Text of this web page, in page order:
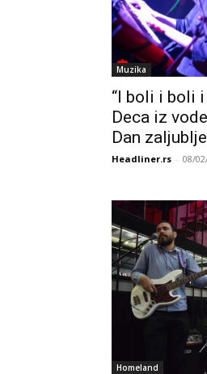
Muzika
“I boli i boli
Deca iz
Dan
Headliner.rs - 08/
Homeland